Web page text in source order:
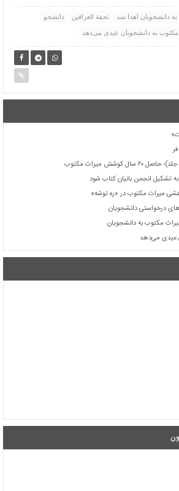
تحفة العراقین دانشجو
مکتوب به دانشجویان عیدی می‌دهد
تشکیل انجمن بانیان کتاب شود
میراث مکتوب در «ره توشه»
درخواستی دانشجویان
مکتوب به دانشجویان
عیدی می‌دهد